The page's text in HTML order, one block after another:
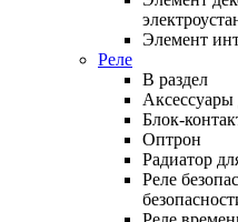
Элемент
Реле
В раздел
Блок-
Оптрон
Радиатор
Реле